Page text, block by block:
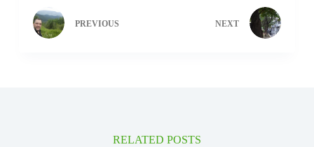
PREVIOUS NEXT
RELATED POSTS